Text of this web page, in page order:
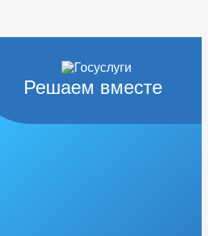
Решаем вместе